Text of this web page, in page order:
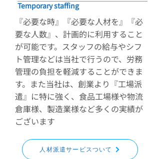
Temporary staffing
『必要な時』『必要な人材を』『必
要な人数』、計画的に利用すること
が可能です。スタッフの給与やシフ
ト管理などは当社で行うので、労務
管理の負担を軽減することができま
す。また当社は、創業より『工場派
遣』に特に強く、食品工場様や物流
倉庫様、製造業様など多くの実績が
ございます
人材派遣サービスついて